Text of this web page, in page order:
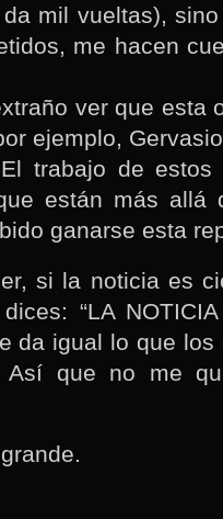
mil vueltas),
me hacen
ver que esta
ejemplo,
trabajo de
están más allá
ganarse esta
si la noticia es
“LA
da igual lo que
Así que no me